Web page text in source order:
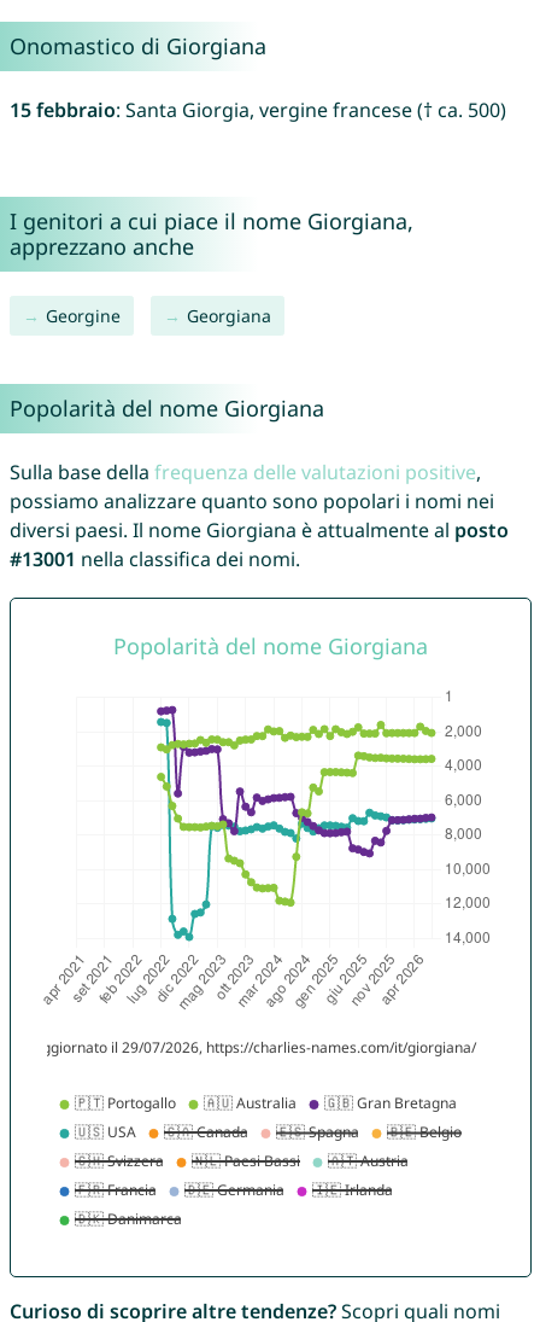
Onomastico di Giorgiana
15 febbraio: Santa Giorgia, vergine francese († ca. 500)
I genitori a cui piace il nome Giorgiana,
apprezzano anche
Georgine Georgiana
Popolarità del nome Giorgiana
Sulla base della frequenza delle valutazioni positive,
possiamo analizzare quanto sono popolari i nomi nei
diversi paesi. Il nome Giorgiana è attualmente al posto
#13001 nella classifica dei nomi.
Curioso di scoprire altre tendenze?Scopri quali nomi